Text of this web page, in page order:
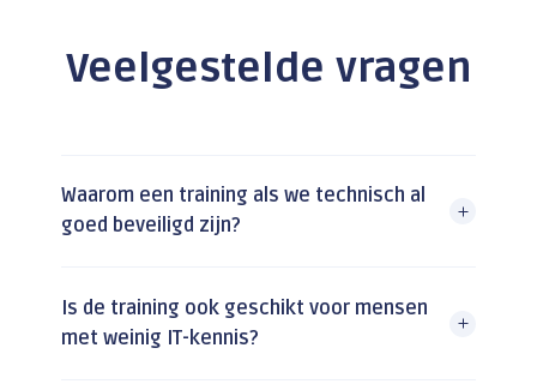
Veelgestelde vragen
Waarom een training als we technisch al
goed beveiligd zijn?
Is de training ook geschikt voor mensen
met weinig IT-kennis?